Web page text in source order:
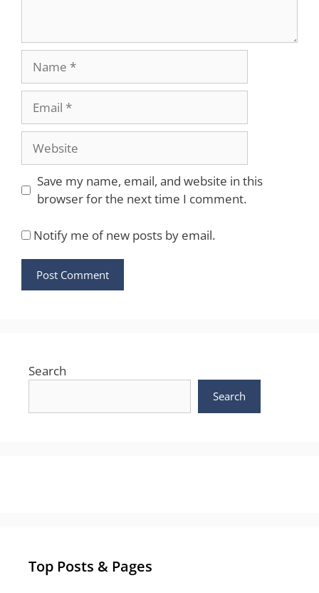
Website
Save my name, email, and website in this
browser for the next time I comment.
Notify me of new posts by email.
Search
Search
Top Posts & Pages